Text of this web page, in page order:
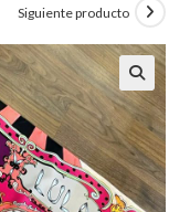
Siguiente producto